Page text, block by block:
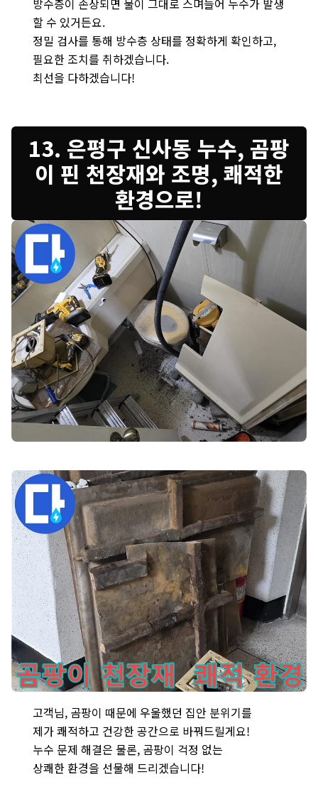
할 수 있거든요.
정밀 검사를 통해 방수층 상태를 정확하게 확인하고,
필요한 조치를 취하겠습니다.
최선을 다하겠습니다!
13. 은평구 신사동 누수, 곰팡
이 핀 천장재와 조명, 쾌적한
환경으로!
고객님, 곰팡이 때문에 우울했던 집안 분위기를
제가 쾌적하고 건강한 공간으로 바꿔드릴게요!
누수 문제 해결은 물론, 곰팡이 걱정 없는
상쾌한 환경을 선물해 드리겠습니다!